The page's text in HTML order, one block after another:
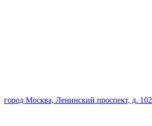
город Москва, Ленинский проспект, д. 102